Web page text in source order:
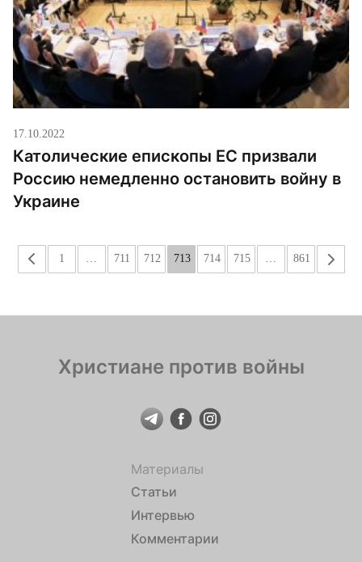
17.10.2022
Католические епископы ЕС призвали
Россию немедленно остановить войну в
Украине
« 1 711 712 713 714 715 861 »
Христиане против войны
Материалы
Статьи
Интервью
Комментарии